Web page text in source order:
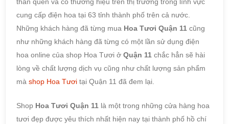
thân quen và có thương hiệu trên thị trường trong lĩnh vực
cung cấp điện hoa tại 63 tỉnh thành phố trên cả nước.
Những khách hàng đã từng mua Hoa Tươi Quận 11 cũng
như những khách hàng đã từng có một lần sử dụng điện
hoa online của shop Hoa Tươi ở Quận 11 chắc hẳn sẽ hài
lòng về chất lượng dịch vụ cũng như chất lượng sản phẩm
mà shop Hoa Tươi tại Quận 11 đã đem lại.
Shop Hoa Tươi Quận 11 là một trong những cửa hàng hoa
tươi đẹp được yêu thích nhất hiện nay tại thành phố hồ chí